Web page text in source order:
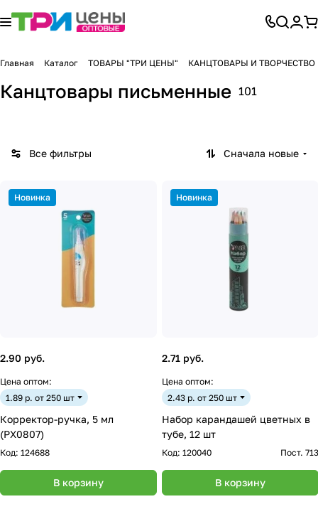
Главная Каталог ТОВАРЫ "ТРИ ЦЕНЫ" КАНЦТОВАРЫ И ТВОРЧЕСТВО
Канцтовары письменные 101
Все фильтры Сначала новые
Новинка
2.90 руб.
Цена оптом:
1.89 р. от 250 шт
Корректор-ручка, 5 мл
(PX0807)
Код: 124688
В корзину
Новинка
2.71 руб.
Цена оптом:
2.43 р. от 250 шт
Набор карандашей цветных в
тубе, 12 шт
Код: 120040 Пост. 713
В корзину